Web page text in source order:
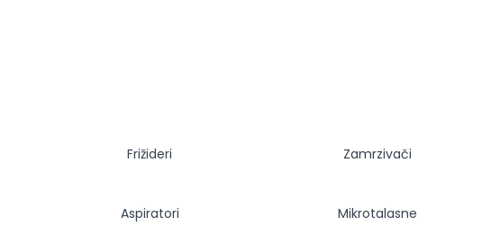
Frižideri Zamrzivači
Aspiratori Mikrotalasne